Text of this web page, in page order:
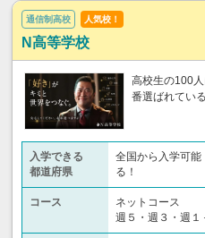
通信制高校 人気校！
N高等学校
高校生の100
番選ばれてい
入学できる
都道府県
全国から入学可
る！
コース
ネットコース
週５・週３・週１